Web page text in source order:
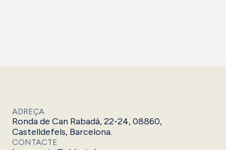
ADREÇA
Ronda de Can Rabadà, 22-24, 08860,
Castelldefels, Barcelona.
CONTACTE